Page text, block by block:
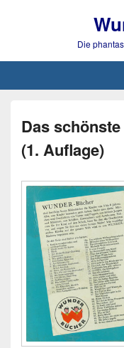
Die
Das
(1. Auflage)